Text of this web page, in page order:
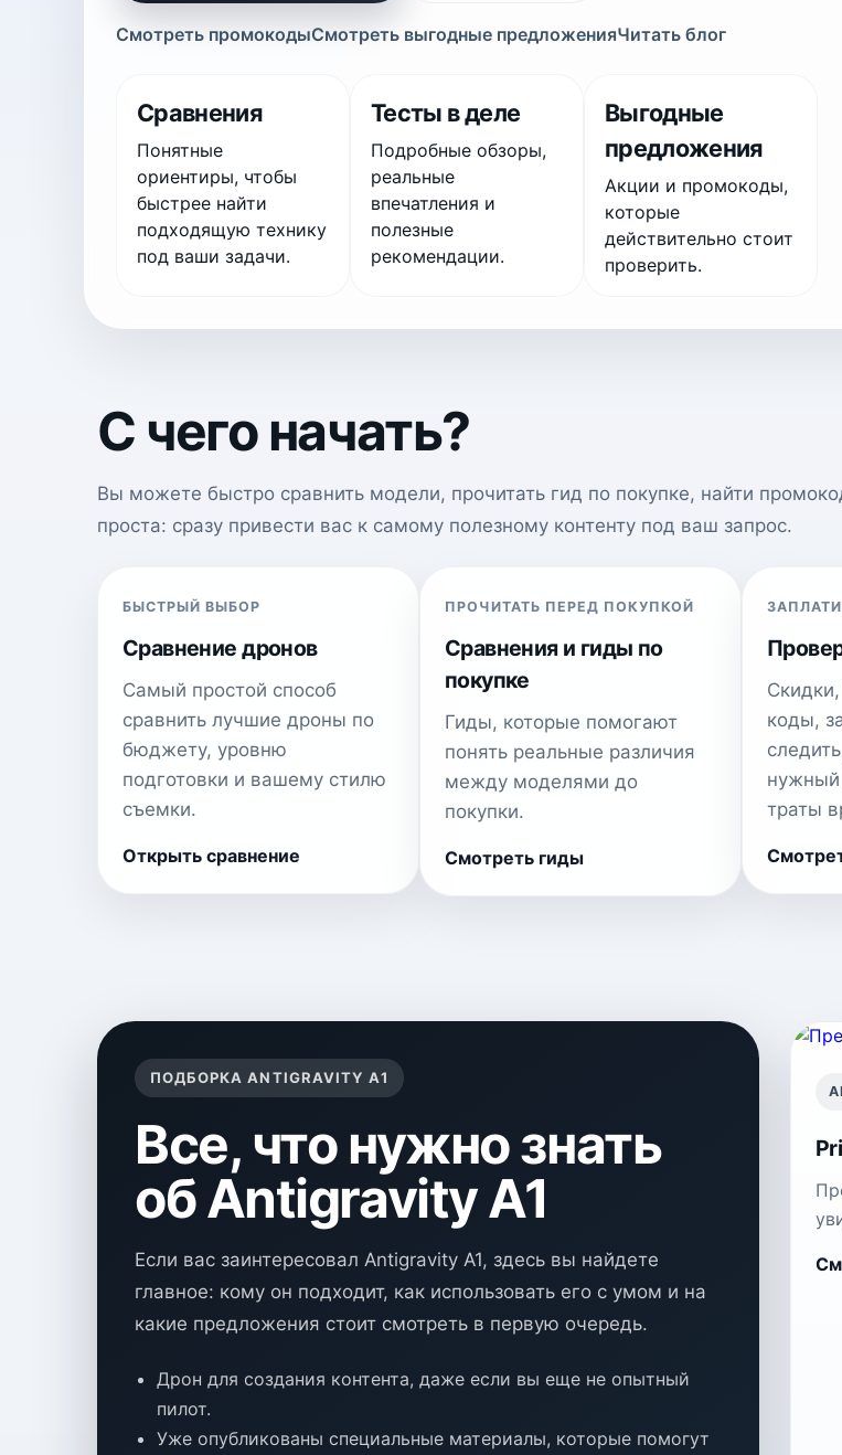
Смотреть промокодыСмотреть выгодные предложенияЧитать блог
Сравнения
Понятные
ориентиры, чтобы
быстрее найти
подходящую технику
под ваши задачи.
Тесты в деле
Подробные обзоры,
реальные
впечатления и
полезные
рекомендации.
Выгодные
предложения
Акции и промокоды,
которые
действительно стоит
проверить.
С чего начать?
Вы можете быстро сравнить модели, прочитать гид по покупке, найти
проста: сразу привести вас к самому полезному контенту под ваш запрос.
БЫСТРЫЙ ВЫБОР
Сравнение дронов
Самый простой способ
сравнить лучшие дроны по
бюджету, уровню
подготовки и вашему стилю
съемки.
Открыть сравнение
ПРОЧИТАТЬ ПЕРЕД ПОКУПКОЙ
Сравнения и гиды по
покупке
Гиды, которые помогают
понять реальные различия
между моделями до
покупки.
Смотреть гиды
коды,
траты
ПОДБОРКА ANTIGRAVITY A1
Все, что нужно знать
об Antigravity A1
Если вас заинтересовал Antigravity A1, здесь вы найдете
главное: кому он подходит, как использовать его с умом и на
какие предложения стоит смотреть в первую очередь.
Дрон для создания контента, даже если вы еще не опытный
пилот.
Уже опубликованы специальные материалы, которые помогут